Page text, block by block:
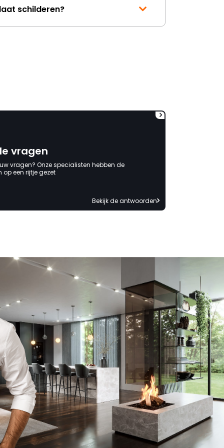
geweest) terwijl er
aantoonbare fouten waren
gemaakt bij Kachels en
maken. Jammer dat
of mijzelf wordt neergelegd. "
schilderen?
vragen
vragen? Onze specialisten hebben de
een rijtje gezet
Bekijk de antwoorden